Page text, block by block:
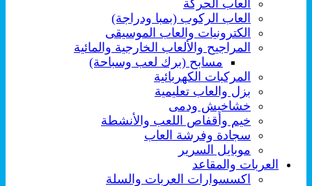
العاب الحركة
العاب الركوب (بمبا ودراجة)
الكترونيات والعاب الموسيقى
المراجيح والألعاب الخارجية والمائية
مسابح (برك لعب وسباحة)
المركبات الكهربائية
بزل والعاب تعليمية
خشاخيش ودمى
خيم وأقفاص اللعب والأنشطة
سجادة وفرشة العاب
موبايل السرير
العربات والمقاعد
اكسسوارات العربات والسلة